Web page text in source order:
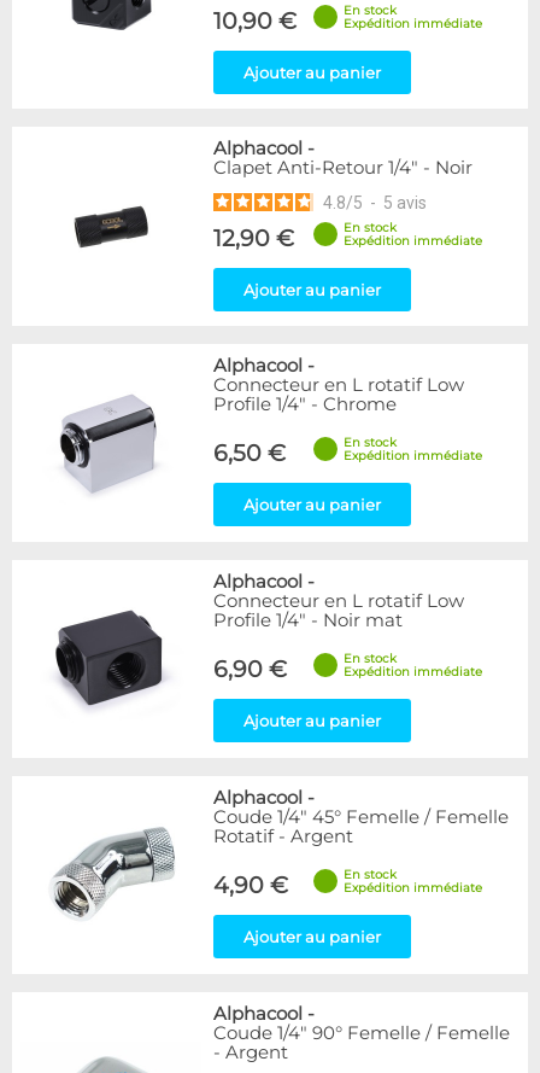
10,90 €
En stock
Expédition immédiate
Ajouter au panier
Alphacool -
Clapet Anti-Retour 1/4" - Noir
4.8/5 - 5 avis
12,90 €
En stock
Expédition immédiate
Ajouter au panier
Alphacool -
Connecteur en L rotatif Low
Profile 1/4" - Chrome
6,50 €
En stock
Expédition immédiate
Ajouter au panier
Alphacool -
Connecteur en L rotatif Low
Profile 1/4" - Noir mat
6,90 €
En stock
Expédition immédiate
Ajouter au panier
Alphacool -
Coude 1/4" 45° Femelle / Femelle
Rotatif - Argent
4,90 €
En stock
Expédition immédiate
Ajouter au panier
Alphacool -
Coude 1/4" 90° Femelle / Femelle
- Argent